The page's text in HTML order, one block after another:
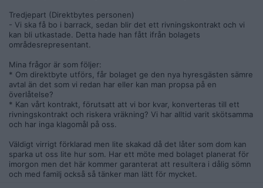
Tredjepart (Direktbytes personen)
- Vi ska få bo i barrack, sedan blir det ett rivningskontrakt och vi
kan bli utkastade. Detta hade han fått ifrån bolagets
områdesrepresentant.
Mina frågor är som följer:
* Om direktbyte utförs, får bolaget ge den nya hyresgästen sämre
avtal än det som vi redan har eller kan man propsa på en
överlåtelse?
* Kan vårt kontrakt, förutsatt att vi bor kvar, konverteras till ett
rivningskontrakt och riskera vräkning? Vi har alltid varit skötsamma
och har inga klagomål på oss.
Väldigt virrigt förklarad men lite skakad då det låter som dom kan
sparka ut oss lite hur som. Har ett möte med bolaget planerat för
imorgon men det här kommer garanterat att resultera i dålig sömn
och med familj också så tänker man lätt för mycket.